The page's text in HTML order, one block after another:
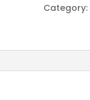
Category: